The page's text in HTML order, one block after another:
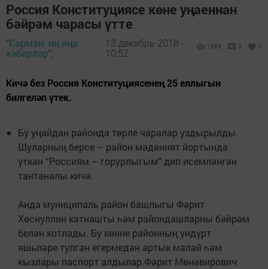
Россия Конституциясе көне уңаеннан
бәйрәм чарасы үтте
"Сарман: иң яңа
хәбәрләр",
13 декабрь 2018 -
10:52
1665 0 3
Кичә без Россия Конституциясенең 25 еллыгын
билгеләп үтек.
Бу уңайдан районда төрле чаралар уздырылды.
Шуларның берсе – район мәдәният йортында
үткән “Россиям – горурлыгым” дип исемләнгән
тантаналы кичә.
Анда муниципаль район башлыгы Фәрит
Хөснуллин катнашты һәм райондашларны бәйрәм
белән котлады. Бу көнне районның ундүрт
яшьләре тулган егермедән артык малай һәм
кызлары паспорт алдылар.Фәрит Мөнәвирович